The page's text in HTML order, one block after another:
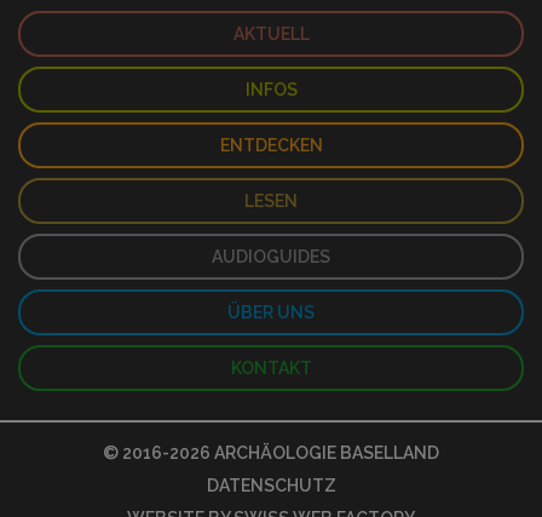
AKTUELL
INFOS
ENTDECKEN
LESEN
AUDIOGUIDES
ÜBER UNS
KONTAKT
© 2016-2026 ARCHÄOLOGIE BASELLAND
DATENSCHUTZ